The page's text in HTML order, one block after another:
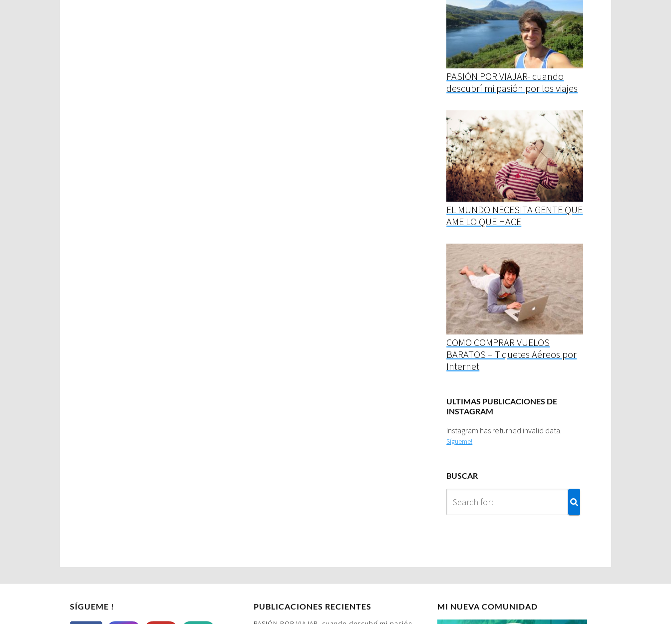
PASIÓN POR VIAJAR- cuando
descubrí mi pasión por los viajes
EL MUNDO NECESITA GENTE QUE
AME LO QUE HACE
COMO COMPRAR VUELOS
BARATOS – Tiquetes Aéreos por
Internet
ULTIMAS PUBLICACIONES DE
INSTAGRAM
Instagram has returned invalid data.
Sígueme!
BUSCAR
SÍGUEME ! PUBLICACIONES RECIENTES MI NUEVA COMUNIDAD